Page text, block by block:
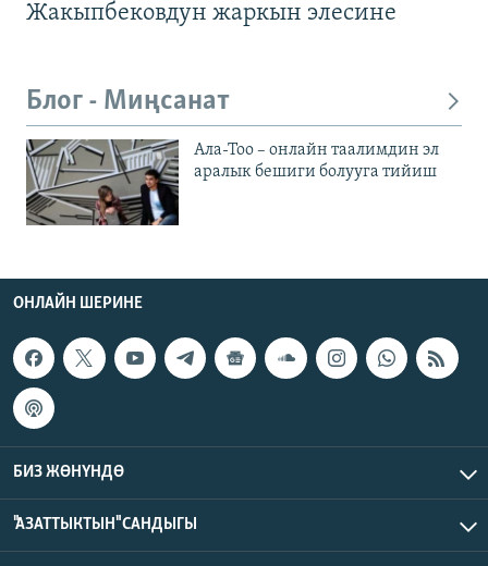
Жакыпбековдун жаркын элесине
Блог - Миңсанат
Ала-Тоо – онлайн таалимдин эл
аралык бешиги болууга тийиш
ОНЛАЙН ШЕРИНЕ
БИЗ ЖӨНҮНДӨ
"АЗАТТЫКТЫН" САНДЫГЫ